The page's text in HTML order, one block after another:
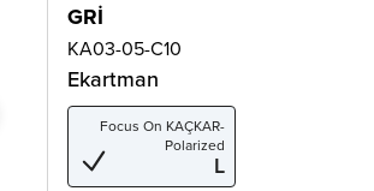
GRİ
KA03-05-C10
Ekartman
Focus On KAÇKAR-
Polarized
L